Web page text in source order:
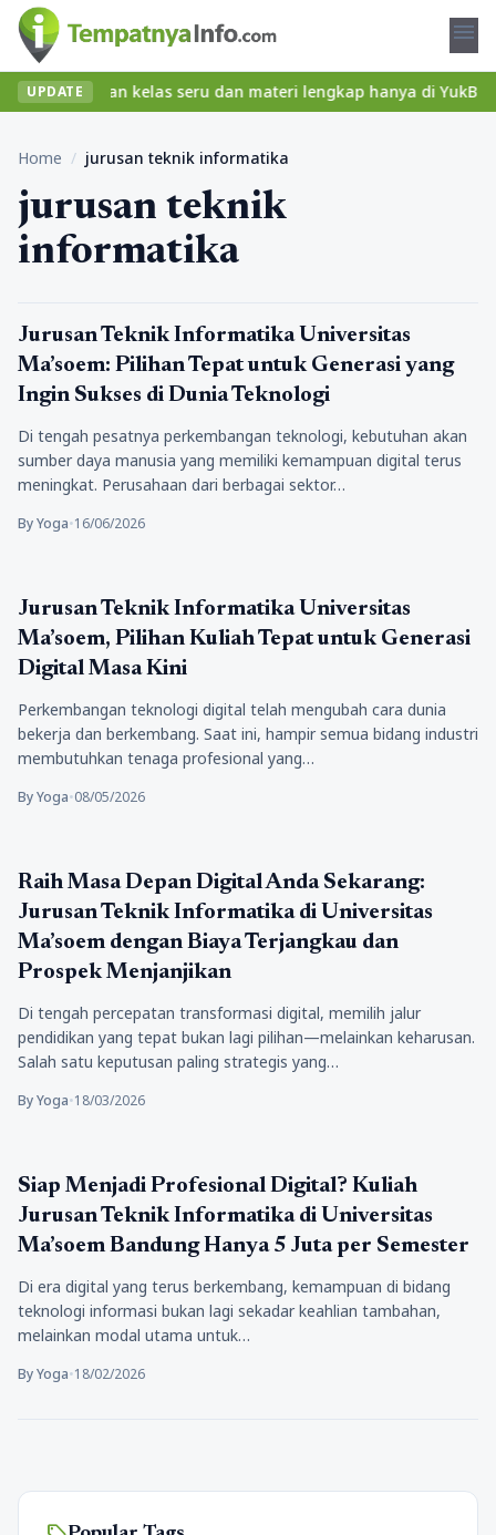
menu
UPDATE
Temukan kelas seru dan materi lengkap hanya di
Home / jurusan teknik informatika
jurusan teknik
informatika
Pendidikan
Jurusan Teknik Informatika Universitas
Ma’soem: Pilihan Tepat untuk Generasi yang
Ingin Sukses di Dunia Teknologi
Di tengah pesatnya perkembangan teknologi, kebutuhan akan
sumber daya manusia yang memiliki kemampuan digital terus
meningkat. Perusahaan dari berbagai sektor…
By Yoga•16/06/2026
Pendidikan
Jurusan Teknik Informatika Universitas
Ma’soem, Pilihan Kuliah Tepat untuk Generasi
Digital Masa Kini
Perkembangan teknologi digital telah mengubah cara dunia
bekerja dan berkembang. Saat ini, hampir semua bidang industri
membutuhkan tenaga profesional yang…
By Yoga•08/05/2026
Pendidikan
Raih Masa Depan Digital Anda Sekarang:
Jurusan Teknik Informatika di Universitas
Ma’soem dengan Biaya Terjangkau dan
Prospek Menjanjikan
Di tengah percepatan transformasi digital, memilih jalur
pendidikan yang tepat bukan lagi pilihan—melainkan keharusan.
Salah satu keputusan paling strategis yang…
By Yoga•18/03/2026
Pendidikan
Siap Menjadi Profesional Digital? Kuliah
Jurusan Teknik Informatika di Universitas
Ma’soem Bandung Hanya 5 Juta per Semester
Di era digital yang terus berkembang, kemampuan di bidang
teknologi informasi bukan lagi sekadar keahlian tambahan,
melainkan modal utama untuk…
By Yoga•18/02/2026